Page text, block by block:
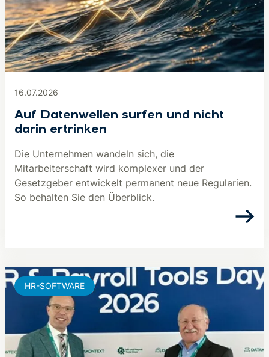
16.07.2026
Auf Datenwellen surfen und nicht
darin ertrinken
Die Unternehmen wandeln sich, die
Mitarbeiterschaft wird komplexer und der
Gesetzgeber entwickelt permanent neue Regularien.
So behalten Sie den Überblick.
HR-SOFTWARE